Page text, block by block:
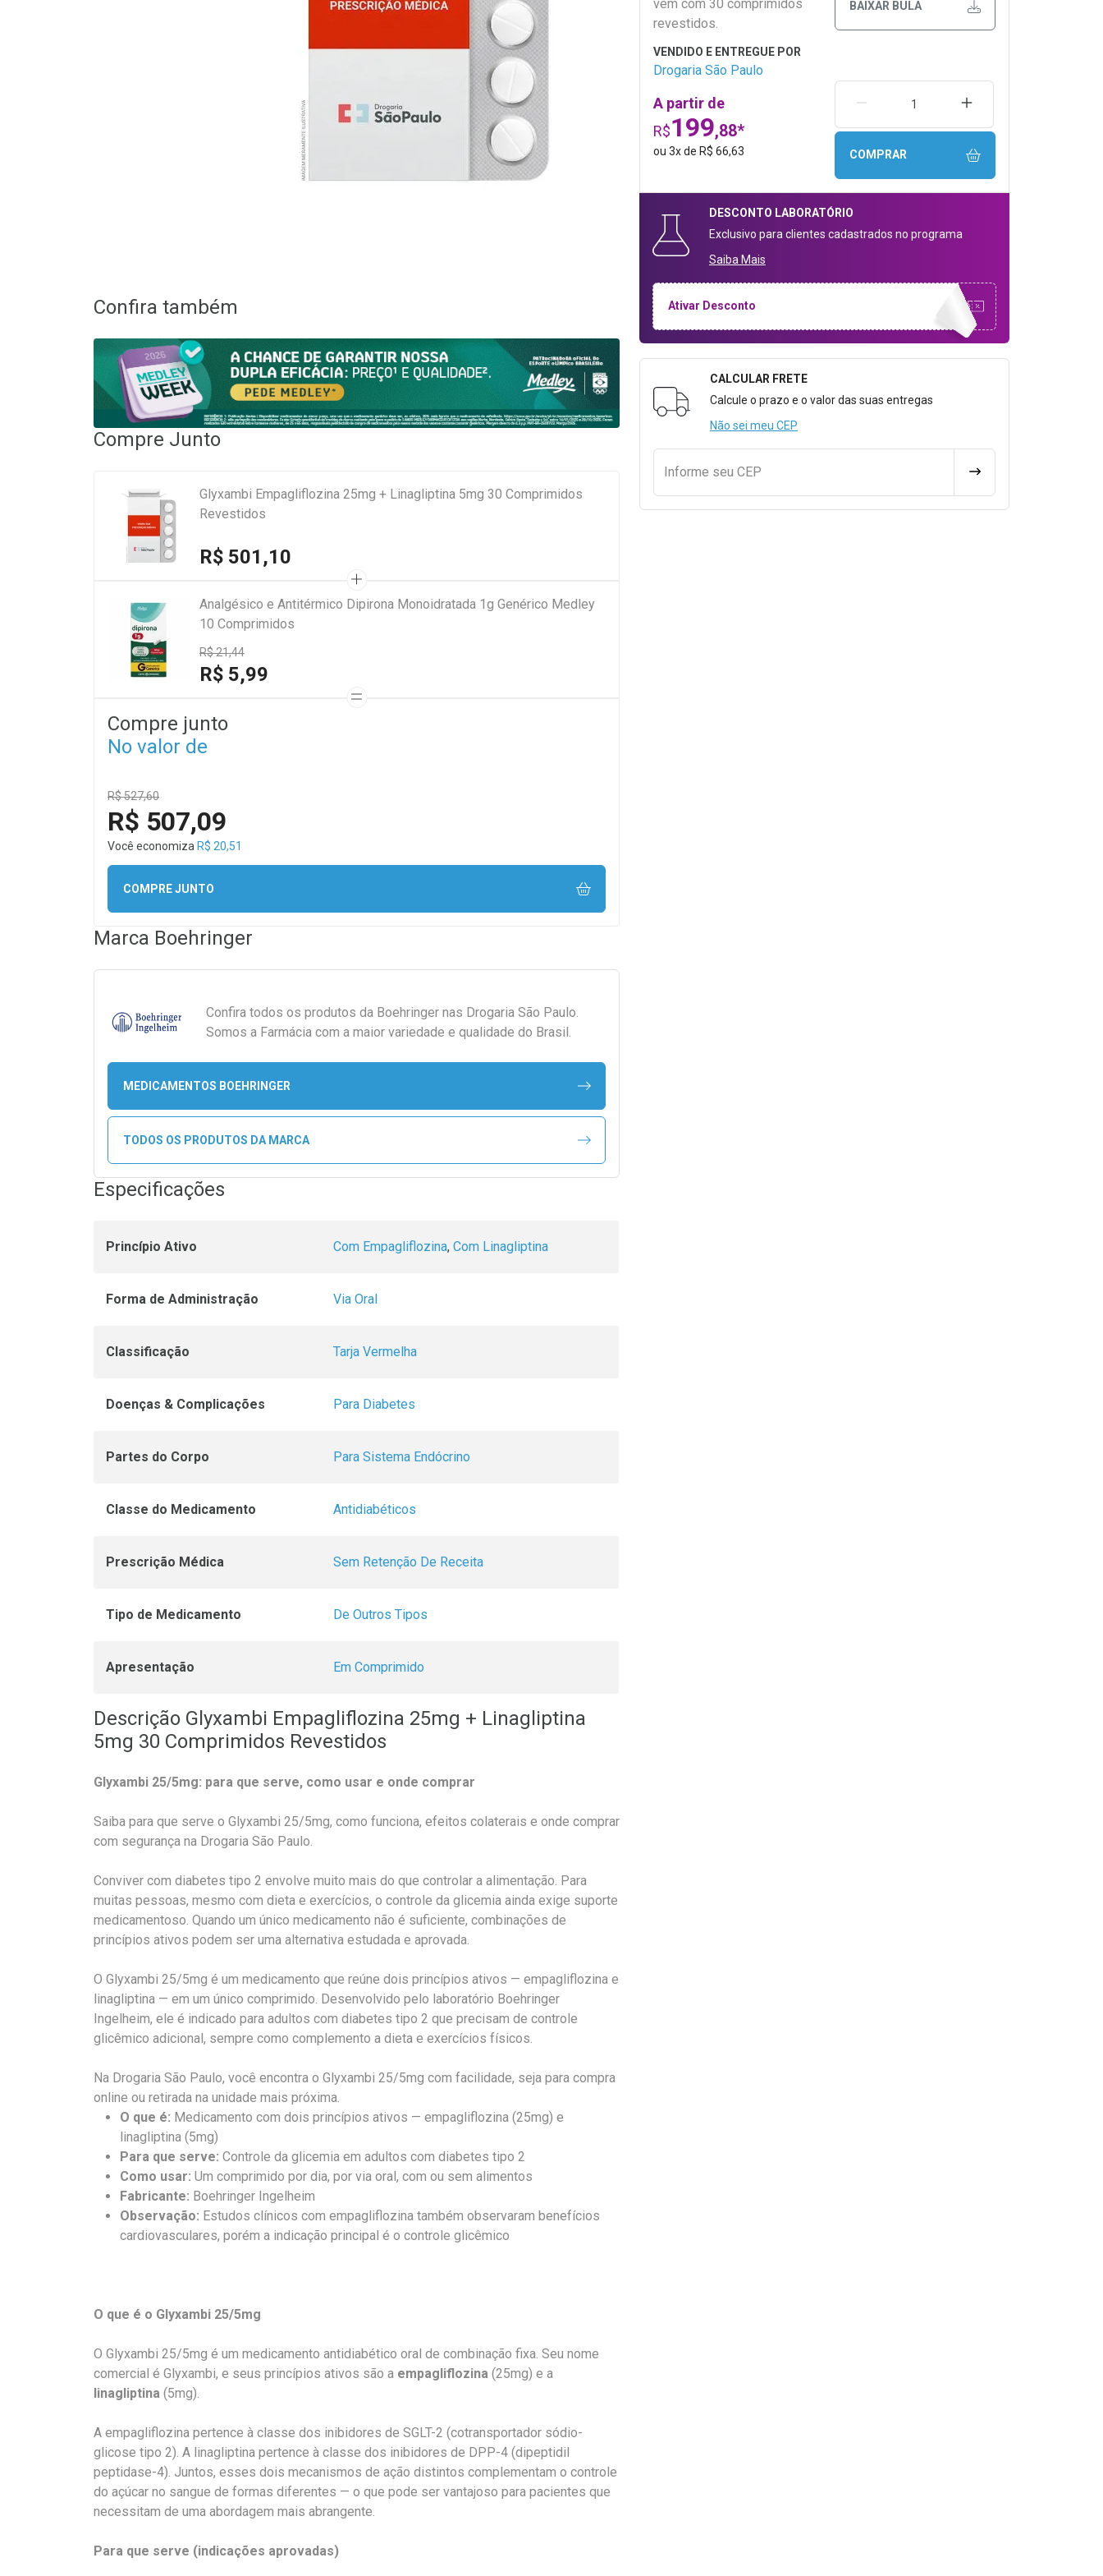
vem com 30 comprimidos
revestidos.
BAIXAR BULA
Drogaria São Paulo
A partir de
R$199,88*
ou 3xde R$ 66,63
REMOVER UMA UNIDADEAUMENTAR UMA
COMPRAR
DESCONTO LABORATÓRIO
Exclusivo para clientes cadastrados no programa
Saiba Mais
Ativar Desconto
Formulário para Calcular o Frete
CALCULAR FRETE
Calcule o prazo e o valor das suas entregas
Não sei meu CEP
Informe seu CEP CALCULAR FRETE
Confira também
Compre Junto
Glyxambi Empagliflozina 25mg + Linagliptina 5mg 30 Comprimidos
Revestidos
R$ 501,10
Analgésico e Antitérmico Dipirona Monoidratada 1g Genérico Medley
10 Comprimidos
R$ 21,44
R$ 5,99
Compre junto
No valor de
R$ 527,60
R$ 507,09
Você economiza R$ 20,51
COMPRE JUNTO
Marca Boehringer
Confira todos os produtos da Boehringer nas Drogaria São Paulo.
Somos a Farmácia com a maior variedade e qualidade do Brasil.
MEDICAMENTOS BOEHRINGER
TODOS OS PRODUTOS DA MARCA
Especificações
Princípio Ativo Com Empagliflozina, Com Linagliptina
Forma de Administração Via Oral
Classificação Tarja Vermelha
Doenças & Complicações Para Diabetes
Partes do Corpo Para Sistema Endócrino
Classe do Medicamento Antidiabéticos
Prescrição Médica Sem Retenção De Receita
Tipo de Medicamento De Outros Tipos
Apresentação Em Comprimido
Descrição Glyxambi Empagliflozina 25mg + Linagliptina
5mg 30 Comprimidos Revestidos
Glyxambi 25/5mg: para que serve, como usar e onde comprar
Saiba para que serve o Glyxambi 25/5mg, como funciona, efeitos colaterais e onde comprar
com segurança na Drogaria São Paulo.
Conviver com diabetes tipo 2 envolve muito mais do que controlar a alimentação. Para
muitas pessoas, mesmo com dieta e exercícios, o controle da glicemia ainda exige suporte
medicamentoso. Quando um único medicamento não é suficiente, combinações de
princípios ativos podem ser uma alternativa estudada e aprovada.
O Glyxambi 25/5mg é um medicamento que reúne dois princípios ativos — empagliflozina e
linagliptina — em um único comprimido. Desenvolvido pelo laboratório Boehringer
Ingelheim, ele é indicado para adultos com diabetes tipo 2 que precisam de controle
glicêmico adicional, sempre como complemento a dieta e exercícios físicos.
Na Drogaria São Paulo, você encontra o Glyxambi 25/5mg com facilidade, seja para compra
online ou retirada na unidade mais próxima.
O que é: Medicamento com dois princípios ativos — empagliflozina (25mg) e
linagliptina (5mg)
Para que serve: Controle da glicemia em adultos com diabetes tipo 2
Como usar: Um comprimido por dia, por via oral, com ou sem alimentos
Fabricante: Boehringer Ingelheim
Observação: Estudos clínicos com empagliflozina também observaram benefícios
cardiovasculares, porém a indicação principal é o controle glicêmico
O que é o Glyxambi 25/5mg
O Glyxambi 25/5mg é um medicamento antidiabético oral de combinação fixa. Seu nome
comercial é Glyxambi, e seus princípios ativos são a empagliflozina (25mg) e a
linagliptina (5mg).
A empagliflozina pertence à classe dos inibidores de SGLT-2 (cotransportador sódio-
glicose tipo 2). A linagliptina pertence à classe dos inibidores de DPP-4 (dipeptidil
peptidase-4). Juntos, esses dois mecanismos de ação distintos complementam o controle
do açúcar no sangue de formas diferentes — o que pode ser vantajoso para pacientes que
necessitam de uma abordagem mais abrangente.
Para que serve (indicações aprovadas)